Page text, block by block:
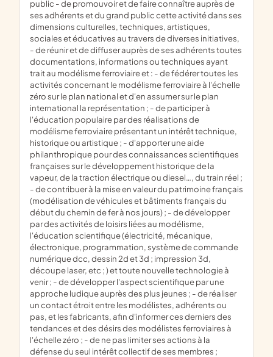
public - de promouvoir et de faire connaître auprès de
ses adhérents et du grand public cette activité dans ses
dimensions culturelles, techniques, artistiques,
sociales et éducatives au travers de diverses initiatives,
- de réunir et de diffuser auprès de ses adhérents toutes
documentations, informations ou techniques ayant
trait au modélisme ferroviaire et : - de fédérer toutes les
activités concernant le modélisme ferroviaire à l'échelle
zéro sur le plan national et d'en assumer sur le plan
international la représentation ; - de participer à
l'éducation populaire par des réalisations de
modélisme ferroviaire présentant un intérêt technique,
historique ou artistique ; - d'apporter une aide
philanthropique pour des connaissances scientifiques
françaises sur le développement historique de la
vapeur, de la traction électrique ou diesel…, du train réel ;
- de contribuer à la mise en valeur du patrimoine français
(modélisation de véhicules et bâtiments français du
début du chemin de fer à nos jours) ; - de développer
par des activités de loisirs liées au modélisme,
l'éducation scientifique (électricité, mécanique,
électronique, programmation, système de commande
numérique dcc, dessin 2d et 3d ; impression 3d,
découpe laser, etc ; ) et toute nouvelle technologie à
venir ; - de développer l'aspect scientifique par une
approche ludique auprès des plus jeunes ; - de réaliser
un contact étroit entre les modélistes, adhérents ou
pas, et les fabricants, afin d'informer ces derniers des
tendances et des désirs des modélistes ferroviaires à
l'échelle zéro ; - de ne pas limiter ses actions à la
défense du seul intérêt collectif de ses membres ;